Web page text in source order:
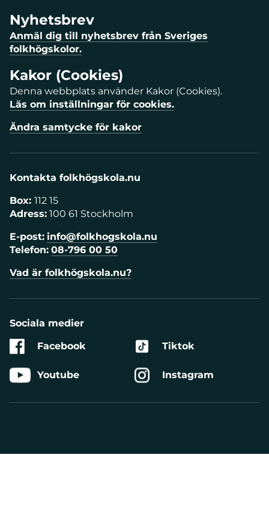
Nyhetsbrev
Anmäl dig till nyhetsbrev från Sveriges
folkhögskolor.
Kakor (Cookies)
Denna webbplats använder Kakor (Cookies).
Läs om inställningar för cookies.
Ändra samtycke för kakor
Kontakta folkhögskola.nu
Box: 112 15
Adress: 100 61 Stockholm
E-post: info@folkhogskola.nu
Telefon: 08-796 00 50
Vad är folkhögskola.nu?
Sociala medier
Facebook
Youtube
Tiktok
Instagram